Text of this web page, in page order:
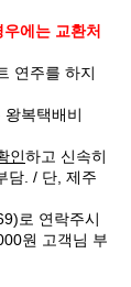
에는 교환처
연주를 하지
복택배비
인하고 신속히
담. / 단, 제주
로 연락주시
원 고객님 부